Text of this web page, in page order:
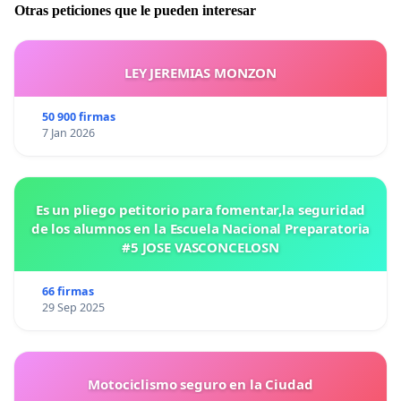
jurídicas.
Otras peticiones que le pueden interesar
LEY JEREMIAS MONZON
50 900 firmas
7 Jan 2026
Es un pliego petitorio para fomentar,la seguridad
de los alumnos en la Escuela Nacional Preparatoria
#5 JOSE VASCONCELOSN
66 firmas
29 Sep 2025
Motociclismo seguro en la Ciudad